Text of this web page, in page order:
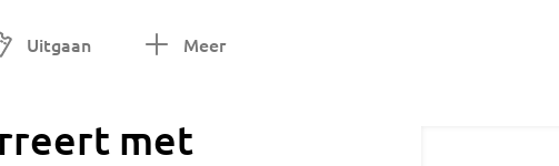
Uitgaan Meer
met